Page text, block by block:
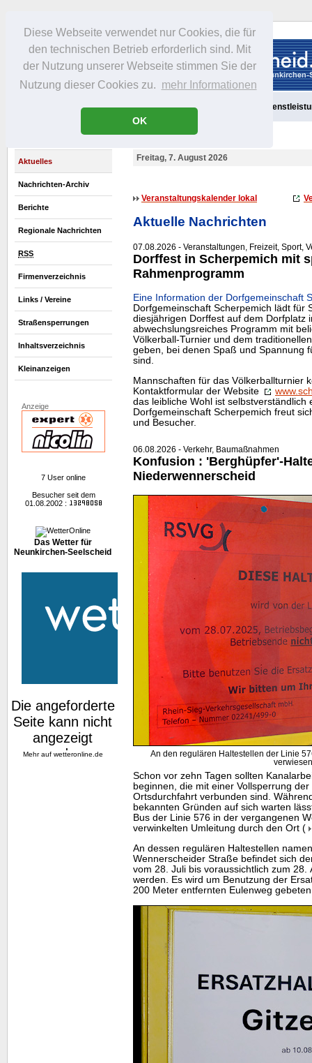
Diese Webseite verwendet nur Cookies, die für
den technischen Betrieb erforderlich sind. Mit
der Nutzung unserer Webseite stimmen Sie der
Nutzung dieser Cookies zu. mehr Informationen
OK
Portrait Freizeit Gastronomie
Aktuelles
Nachrichten-Archiv
Berichte
Regionale Nachrichten
RSS
Firmenverzeichnis
Links / Vereine
Straßensperrungen
Inhaltsverzeichnis
Kleinanzeigen
Anzeige
7 User online
Besucher seit dem
01.08.2002 :
Das Wetter für
Neunkirchen-Seelscheid
Mehr auf wetteronline.de
Freitag, 7. August 2026
Veranstaltungskalender lokal
Aktuelle Nachrichten
07.08.2026 - Veranstaltungen, Freizeit, Sport,
Dorffest in Scherpemich mit
Rahmenprogramm
Eine Information der Dorfgemeinschaft
Dorfgemeinschaft Scherpemich lädt für
diesjährigen Dorffest auf dem Dorfplatz
abwechslungsreiches Programm mit
Völkerball-Turnier und dem
geben, bei denen Spaß und Spannung
sind.
Mannschaften für das Völkerballturnier
Kontaktformular der Website
das leibliche Wohl ist selbstverständlich
Dorfgemeinschaft Scherpemich freut
und Besucher.
06.08.2026 - Verkehr, Baumaßnahmen
Konfusion : 'Berghüpfer'-
Niederwennerscheid
An den regulären Haltestellen der Linie
verwiesen
Schon vor zehn Tagen sollten
beginnen, die mit einer Vollsperrung
Ortsdurchfahrt verbunden sind.
bekannten Gründen auf sich warten
Bus der Linie 576 in der vergangenen
verwinkelten Umleitung durch den Ort (
An dessen regulären Haltestellen
Wennerscheider Straße befindet sich
vom 28. Juli bis voraussichtlich zum 28.
werden. Es wird um Benutzung der
200 Meter entfernten Eulenweg